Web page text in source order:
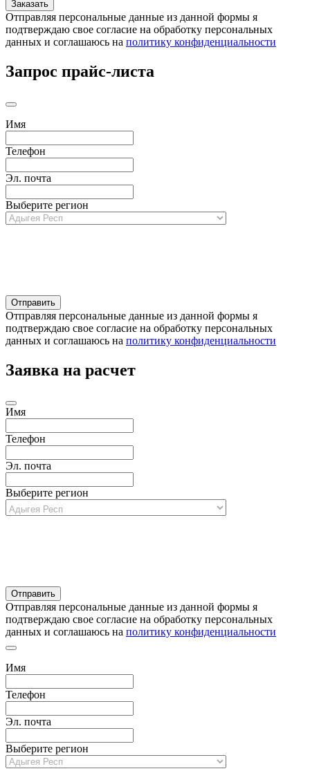
Отправляя персональные данные из данной формы я
подтверждаю свое согласие на обработку персональных
данных и соглашаюсь на политику конфиденциальности
Запрос прайс-листа
Имя
Телефон
Эл. почта
Выберите регион
Отправляя персональные данные из данной формы я
подтверждаю свое согласие на обработку персональных
данных и соглашаюсь на политику конфиденциальности
Заявка на расчет
Имя
Телефон
Эл. почта
Выберите регион
Отправляя персональные данные из данной формы я
подтверждаю свое согласие на обработку персональных
данных и соглашаюсь на политику конфиденциальности
Имя
Телефон
Эл. почта
Выберите регион